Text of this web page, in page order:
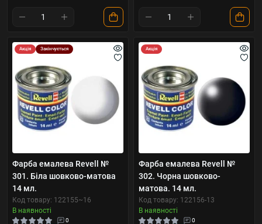
Акція Закінчується
Фарба емалева Revell №
301. Біла шовково-матова
14 мл.
Код товару: 122155~16
В наявності
0
Акція
Фарба емалева Revell №
302. Чорна шовково-
матова. 14 мл.
Код товару: 122156-13
В наявності
0